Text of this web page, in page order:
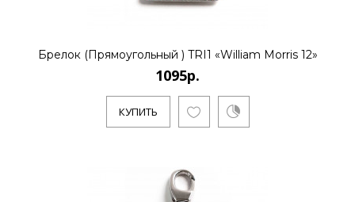
..
Брелок (Прямоугольный ) TRI1 «William Morris 12»
1095р.
КУПИТЬ